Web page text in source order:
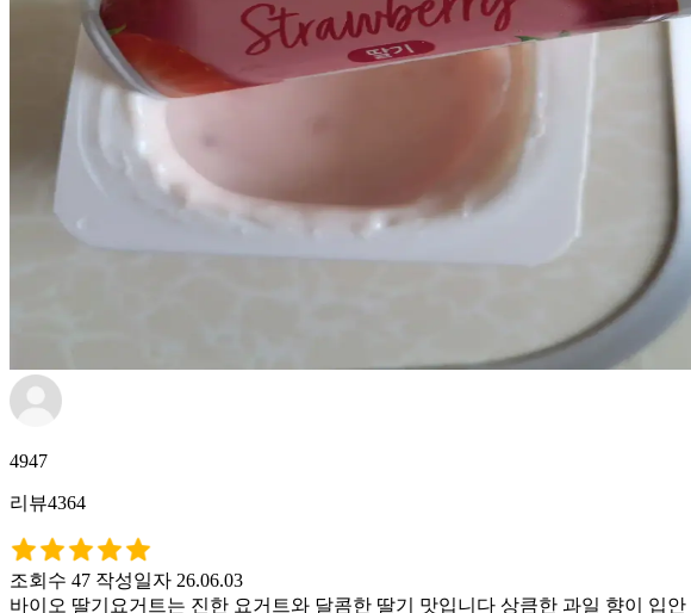
4947
리뷰4364
조회수 47 작성일자 26.06.03
바이오 딸기요거트는 진한 요거트와 달콤한 딸기 맛입니다 상큼한 과일 향이 입